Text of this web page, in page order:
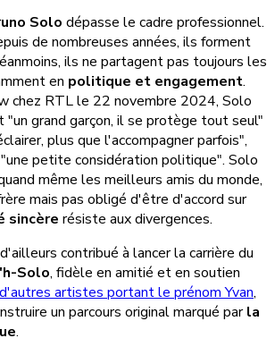
Solo dépasse le cadre professionnel.
de nombreuses années, ils forment
ils ne partagent pas toujours les
en politique et engagement.
chez RTL le 22 novembre 2024, Solo
"un grand garçon, il se protège tout seul"
plus que l'accompagner parfois",
petite considération politique". Solo
même les meilleurs amis du monde,
mais pas obligé d'être d'accord sur
sincère résiste aux divergences.
contribué à lancer la carrière du
Solo, fidèle en amitié et en soutien
d'autres artistes portant le prénom Yvan,
un parcours original marqué parla
.